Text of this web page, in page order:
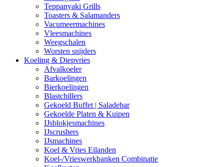
Teppanyaki Grills
Toasters & Salamanders
Vacumeermachines
Vleesmachines
Weegschalen
Worsten snijders
Koeling & Diepvries
Afvalkoeler
Barkoelingen
Bierkoelingen
Blastchillers
Gekoeld Buffet | Saladebar
Gekoelde Platen & Kuipen
IJsblokjesmachines
IJscrushers
IJsmachines
Koel & Vries Eilanden
Koel-/Vrieswerkbanken Combinatie